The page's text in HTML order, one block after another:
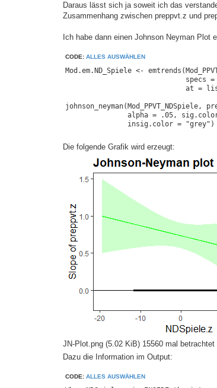
Daraus lässt sich ja soweit ich das
Zusammenhang zwischen preppvt.z und
Ich habe dann einen Johnson Neyman Plot
CODE: ALLES AUSWÄHLEN
Mod.em.ND_Spiele <-
specs =
at =
alpha = .05,
               insig.color = "grey")
Die folgende Grafik wird erzeugt:
JN-Plot.png (5.02 KiB) 15560 mal betrachtet
Dazu die Information im Output:
CODE: ALLES AUSWÄHLEN